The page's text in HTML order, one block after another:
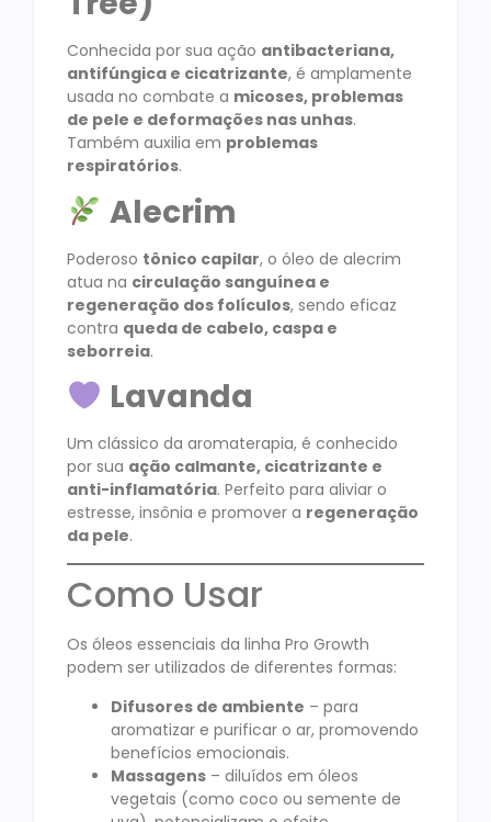
Conhecida por sua ação antibacteriana,
antifúngica e cicatrizante, é amplamente
usada no combate a micoses, problemas
de pele e deformações nas unhas.
Também auxilia em problemas
respiratórios.
Alecrim
Poderoso tônico capilar, o óleo de alecrim
atua na circulação sanguínea e
regeneração dos folículos, sendo eficaz
contra queda de cabelo, caspa e
seborreia.
Lavanda
Um clássico da aromaterapia, é conhecido
por sua ação calmante, cicatrizante e
anti-inflamatória. Perfeito para aliviar o
estresse, insônia e promover a regeneração
da pele.
Como Usar
Os óleos essenciais da linha Pro Growth
podem ser utilizados de diferentes formas:
Difusores de ambiente – para
aromatizar e purificar o ar, promovendo
benefícios emocionais.
Massagens – diluídos em óleos
vegetais (como coco ou semente de